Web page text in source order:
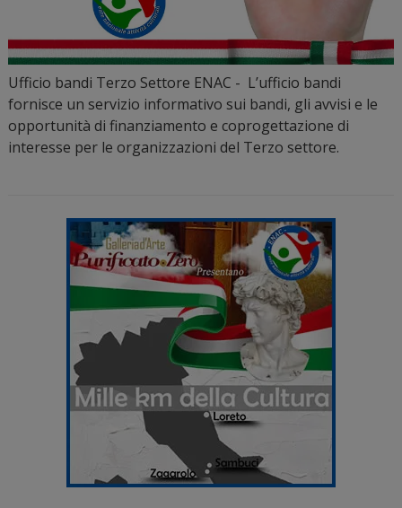
Ufficio bandi Terzo Settore ENAC - L’ufficio bandi
fornisce un servizio informativo sui bandi, gli avvisi e le
opportunità di finanziamento e coprogettazione di
interesse per le organizzazioni del Terzo settore.